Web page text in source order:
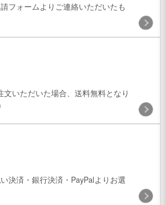
フォームよりご連絡いただいたも
いただいた場合、送料無料となり
決済・銀行決済・PayPalよりお選